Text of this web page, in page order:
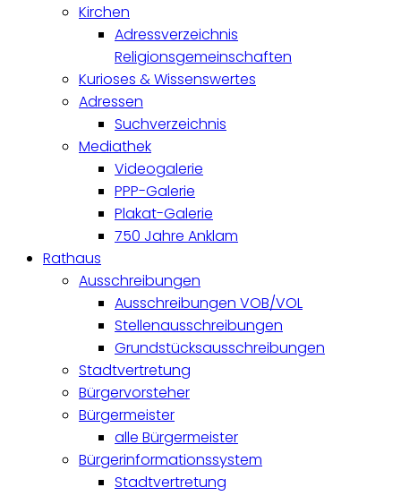
Kirchen
Adressverzeichnis
Religionsgemeinschaften
Kurioses & Wissenswertes
Adressen
Suchverzeichnis
Mediathek
Videogalerie
PPP-Galerie
Plakat-Galerie
750 Jahre Anklam
Rathaus
Ausschreibungen
Ausschreibungen VOB/VOL
Stellenausschreibungen
Grundstücksausschreibungen
Stadtvertretung
Bürgervorsteher
Bürgermeister
alle Bürgermeister
Bürgerinformationssystem
Stadtvertretung